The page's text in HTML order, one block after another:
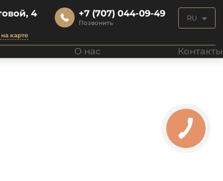
4
карте
+7 (707) 044-09-49
Позвонить
RU
О нас Контакты